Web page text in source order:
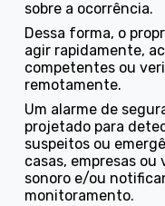
sobre a ocorrência.
Dessa forma, o
agir rapidamente,
competentes ou
remotamente.
Um alarme de
projetado para
suspeitos ou
casas, empresas
sonoro e/ou
monitoramento.